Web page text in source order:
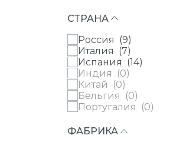
СТРАНА
Россия (9)
Италия (7)
Испания (14)
Индия (0)
Китай (0)
Бельгия (0)
Португалия (0)
ФАБРИКА